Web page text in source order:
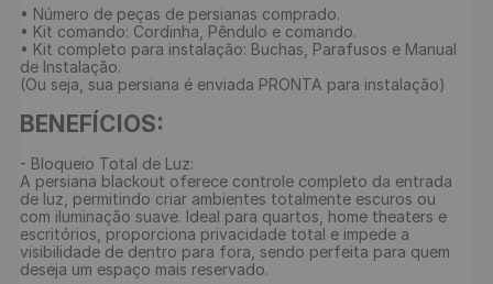
• Número de peças de persianas comprado.
• Kit comando: Cordinha, Pêndulo e comando.
• Kit completo para instalação: Buchas, Parafusos e Manual
de Instalação.
(Ou seja, sua persiana é enviada PRONTA para instalação)
BENEFÍCIOS:
- Bloqueio Total de Luz:
A persiana blackout oferece controle completo da entrada
de luz, permitindo criar ambientes totalmente escuros ou
com iluminação suave. Ideal para quartos, home theaters e
escritórios, proporciona privacidade total e impede a
visibilidade de dentro para fora, sendo perfeita para quem
deseja um espaço mais reservado.